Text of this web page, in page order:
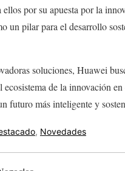
ellos por su apuesta por la
un pilar para el desarrollo
soluciones, Huawei
ecosistema de la innovación
futuro más inteligente y
, Novedades